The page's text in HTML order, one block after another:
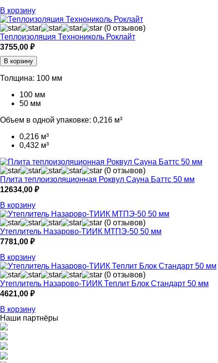
В корзину
(0 отзывов)
Теплоизоляция Технониколь Роклайт
3755,00 ₽
В корзину
Толщина: 100 мм
100 мм
50 мм
Объем в одной упаковке: 0,216 м³
0,216 м³
0,432 м³
(0 отзывов)
Плита теплоизоляционная Роквул Сауна Баттс 50 мм
12634,00 ₽
В корзину
(0 отзывов)
Утеплитель Назарово-ТИИК МТПЭ-50 50 мм
7781,00 ₽
В корзину
(0 отзывов)
Утеплитель Назарово-ТИИК Теплит Блок Стандарт 50 мм
4621,00 ₽
В корзину
Наши партнёры